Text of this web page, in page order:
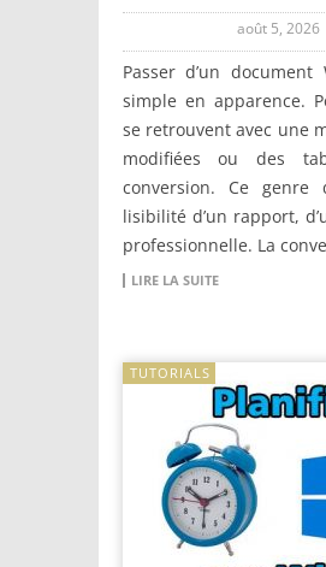
août 5, 2026
Passer d’un
simple en apparence.
se retrouvent avec une
modifiées ou des
conversion. Ce
lisibilité d’un rapport,
professionnelle. La
LIRE LA SUITE
TUTORIALS